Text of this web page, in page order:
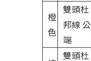
橙
色
雙頭杜
邦線 公
端
雙頭杜